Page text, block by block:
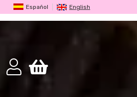
Español English